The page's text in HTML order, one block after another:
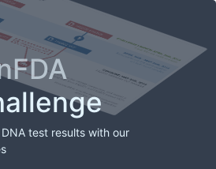
test results with our